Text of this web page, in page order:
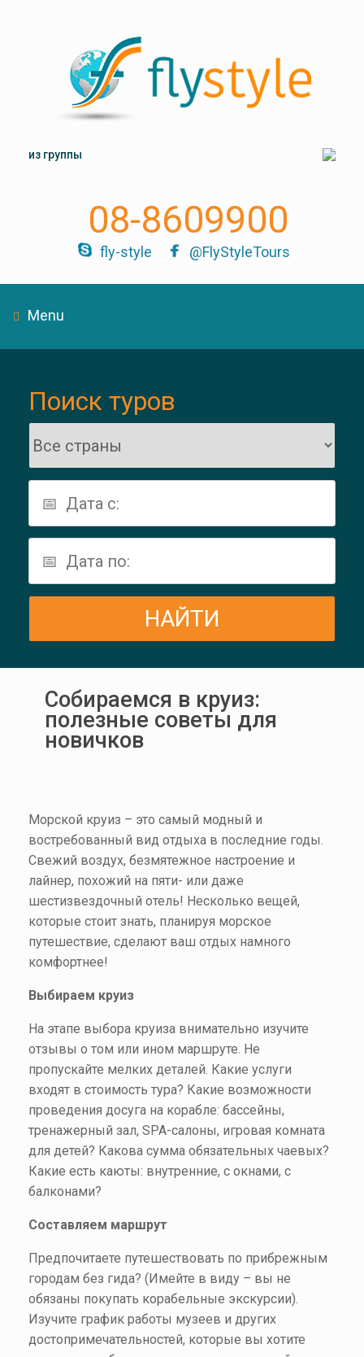
из группы
08-8609900
fly-style @FlyStyleTours
Menu
Поиск туров
Собираемся в круиз:
полезные советы для
новичков
Морской круиз – это самый модный и
востребованный вид отдыха в последние годы.
Свежий воздух, безмятежное настроение и
лайнер, похожий на пяти- или даже
шестизвездочный отель! Несколько вещей,
которые стоит знать, планируя морское
путешествие, сделают ваш отдых намного
комфортнее!
Выбираем круиз
На этапе выбора круиза внимательно изучите
отзывы о том или ином маршруте. Не
пропускайте мелких деталей. Какие услуги
входят в стоимость тура? Какие возможности
проведения досуга на корабле: бассейны,
тренажерный зал, SPA-салоны, игровая комната
для детей? Какова сумма обязательных чаевых?
Какие есть каюты: внутренние, с окнами, с
балконами?
Составляем маршрут
Предпочитаете путешествовать по прибрежным
городам без гида? (Имейте в виду – вы не
обязаны покупать корабельные экскурсии).
Изучите график работы музеев и других
достопримечательностей, которые вы хотите